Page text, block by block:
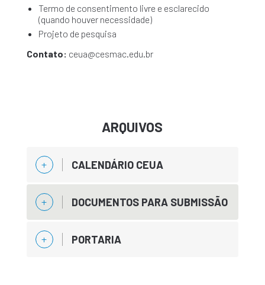
Termo de consentimento livre e esclarecido
(quando houver necessidade)
Projeto de pesquisa
Contato: ceua@cesmac.edu.br
ARQUIVOS
CALENDÁRIO CEUA
DOCUMENTOS PARA SUBMISSÃO
PORTARIA